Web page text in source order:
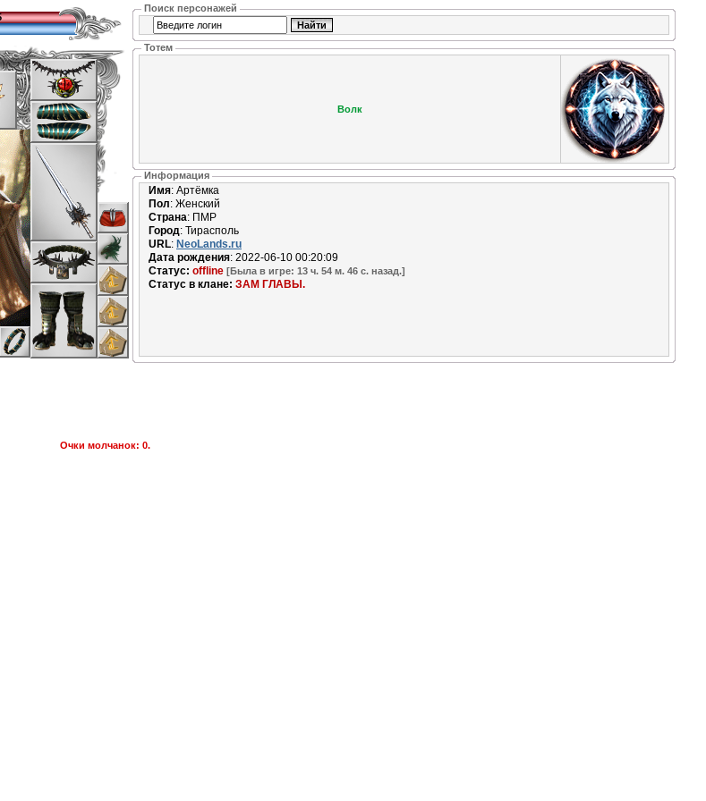
Поиск персонажей
Волк
Тотем
Имя: Артёмка
Пол: Женский
Страна: ПМР
Город: Тирасполь
URL: NeoLands.ru
Дата рождения: 2022-06-10 00:20:09
Статус: offline [Былa в игре: 13 ч. 54 м. 46 с. назад.]
Cтатус в клане: ЗАМ ГЛАВЫ.
Информация
Очки молчанок: 0.